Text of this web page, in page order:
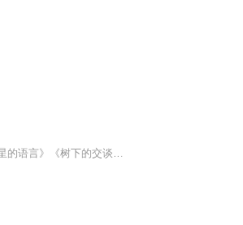
《树下的交谈》作品简介：谭旭东儿童诗绘本共分为《春夏秋冬的诗》《孩子的诗园》《星星的语言》《树下的交谈》4册，这本《树下的交谈》由谭旭东作诗，曾钰婷绘图，贴切地将诗与画融为一体，为自然中的天气、花、鸟等事物赋予了生命，让孩子在自然中感受生活的细节和可能性，在诗画间提升艺术欣赏力。是国内原创儿童诗绘本不可多得的精品。 图书购买链接：https://weidian.com/item.html?itemID=2622035981&wfr=wx_pr...